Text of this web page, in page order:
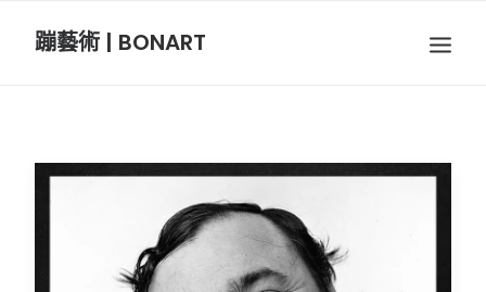
蹦藝術 | BONART
BON插畫